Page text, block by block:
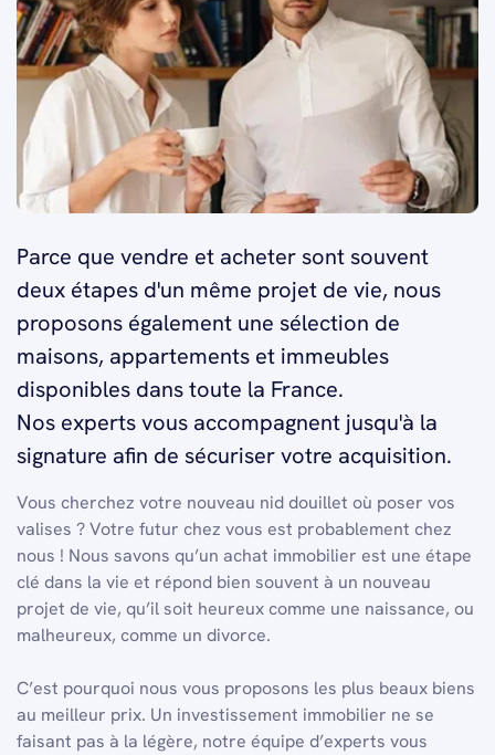
Parce que vendre et acheter sont souvent
deux étapes d'un même projet de vie, nous
proposons également une sélection de
maisons, appartements et immeubles
disponibles dans toute la France.
Nos experts vous accompagnent jusqu'à la
signature afin de sécuriser votre acquisition.
Vous cherchez votre nouveau nid douillet où poser vos
valises ? Votre futur chez vous est probablement chez
nous ! Nous savons qu’un achat immobilier est une étape
clé dans la vie et répond bien souvent à un nouveau
projet de vie, qu’il soit heureux comme une naissance, ou
malheureux, comme un divorce.
C’est pourquoi nous vous proposons les plus beaux biens
au meilleur prix. Un investissement immobilier ne se
faisant pas à la légère, notre équipe d’experts vous